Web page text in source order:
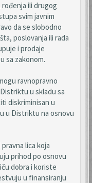
ili drugog
svim javnim
da se slobodno
poslovanja ili rada
i prodaje
sa zakonom.
ravnopravno
u skladu sa
diskriminisan u
u Distriktu na osnovu
lica koja
prihod po osnovu
dobra i koriste
u finansiranju